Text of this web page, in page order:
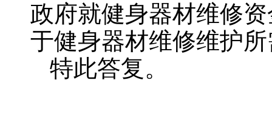
政府就健身器材维修
于健身器材维修维护
特此答复。